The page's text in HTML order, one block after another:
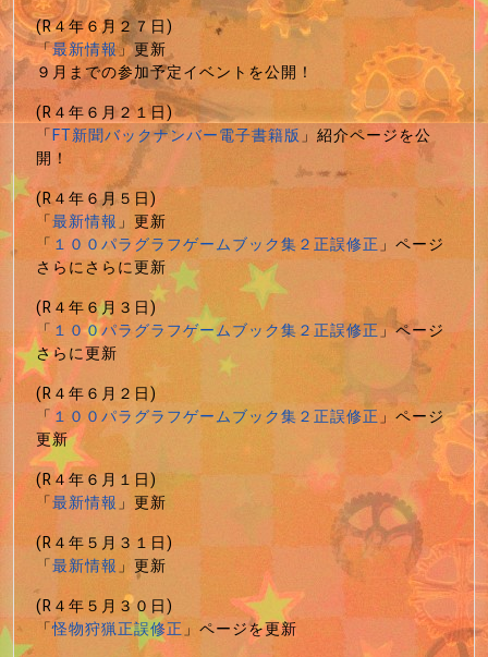
(R４年６月２７日)
「最新情報」更新
９月までの参加予定イベントを公開！
(R４年６月２１日)
「FT新聞バックナンバー電子書籍版」紹介ページを公
開！
(R４年６月５日)
「最新情報」更新
「 １００パラグラフゲームブック集２正誤修正」ページ
さらにさらに更新
(R４年６月３日)
「１００パラグラフゲームブック集２正誤修正」ページ
さらに更新
(R４年６月２日)
「 １００パラグラフゲームブック集２正誤修正」ページ
更新
(R４年６月１日)
「最新情報」更新
(R４年５月３１日)
「最新情報」更新
(R４年５月３０日)
「怪物狩猟正誤修正」ページを更新